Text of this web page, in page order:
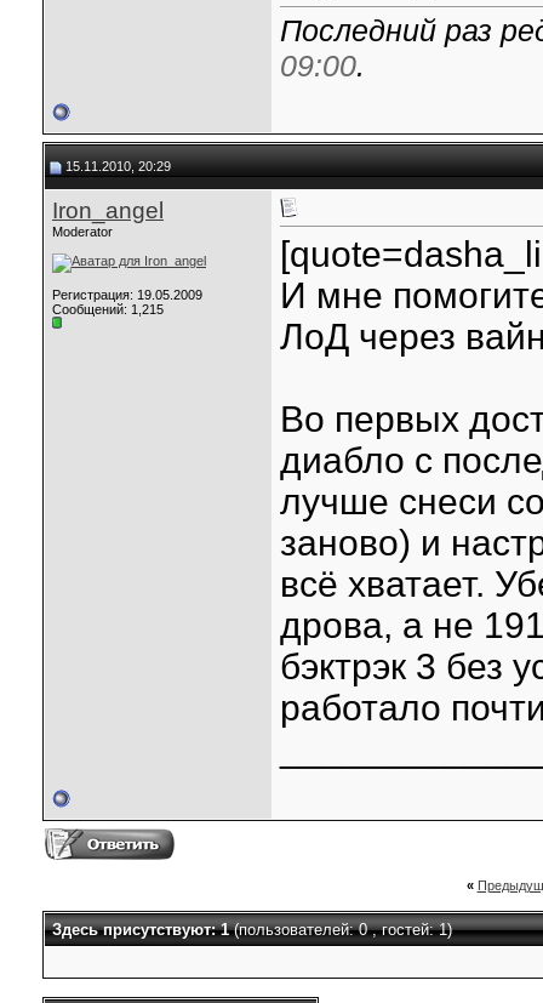
Последний раз
09:00.
15.11.2010, 20:29
Iron_angel
Moderator
Регистрация: 19.05.2009
Сообщений: 1,215
И мне
ЛоД через
Во первых
диабло с
лучше снеси
заново) и
всё хватает.
дрова, а не
бэктрэк 3 без
работало
«
Здесь присутствуют: 1(пользователей: 0 , гостей: 1)